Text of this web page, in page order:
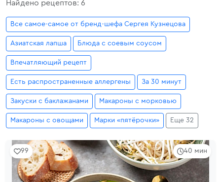
Найдено рецептов: 6
Все самое-самое от бренд-шефа Сергея Кузнецова
Азиатская лапша Блюда с соевым соусом
Впечатляющий рецепт
Есть распространенные аллергены За 30 минут
Закуски с баклажанами Макароны с морковью
Макароны с овощами Марки «пятёрочки» Еще 32
40 мин
99